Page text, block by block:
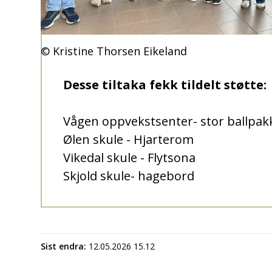
Kristine Thorsen Eikeland
Desse tiltaka fekk tildelt støtte:
Vågen oppvekstsenter- stor
Ølen skule - Hjarterom
Vikedal skule - Flytsona
Skjold skule- hagebord
Sist endra 12.05.2026 15.12